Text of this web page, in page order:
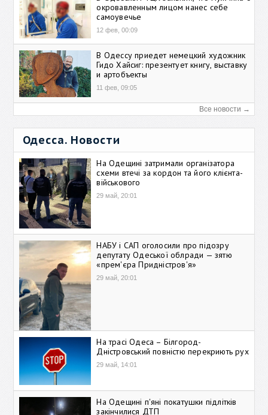
окровавленным лицом нанес себе
самоувечье
12 фев, 00:09
В Одессу приедет немецкий художник
Гидо Хайсиг: презентует книгу, выставку
и артобъекты
11 фев, 09:05
Все новости →
Одесса. Новости
На Одещині затримали організатора
схеми втечі за кордон та його клієнта-
військового
29 май, 20:01
НАБУ і САП оголосили про підозру
депутату Одеської облради — зятю
«прем'єра Придністров'я»
29 май, 20:01
На трасі Одеса – Білгород-
Дністровський повністю перекриють рух
29 май, 14:01
На Одещині п'яні покатушки підлітків
закінчилися ДТП